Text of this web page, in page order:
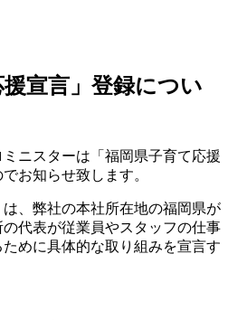
援宣言」登録につい
ニスターは「福岡県子育て応援
お知らせ致します。
は、弊社の本社所在地の福岡県が
の代表が従業員やスタッフの仕事
めに具体的な取り組みを宣言す